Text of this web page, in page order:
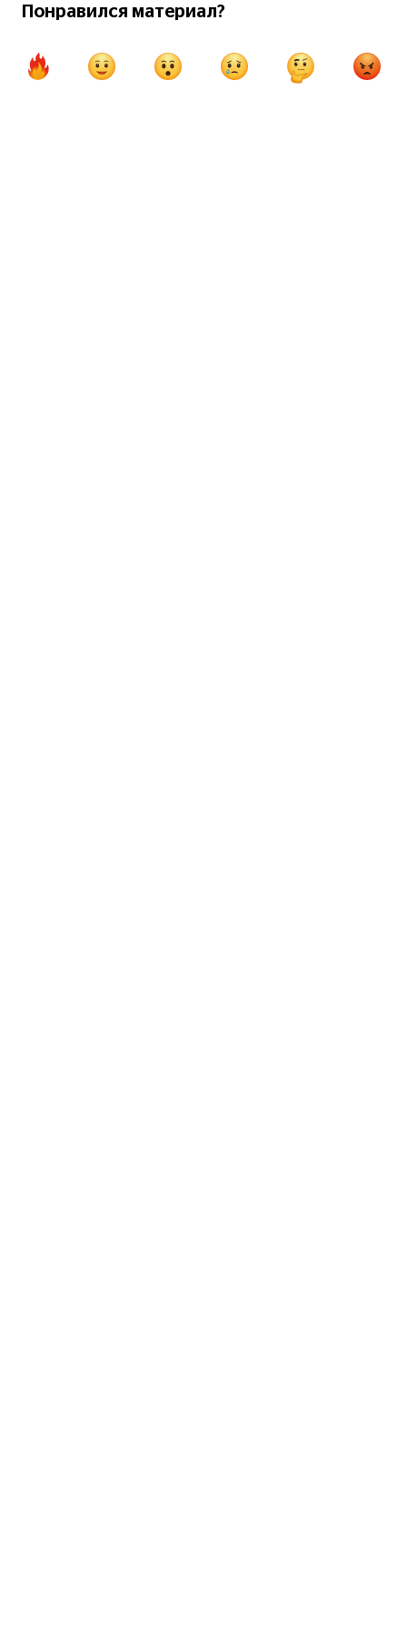
Чемпионат мира по футболу
Понравился материал?